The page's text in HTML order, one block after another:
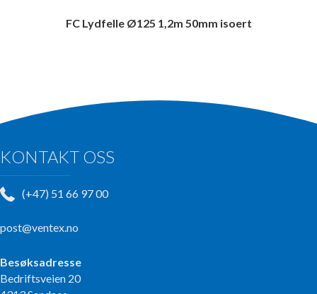
FC Lydfelle Ø125 1,2m 50mm isoert
KONTAKT OSS
(+47) 51 66 97 00
post@ventex.no
Besøksadresse
Bedriftsveien 20